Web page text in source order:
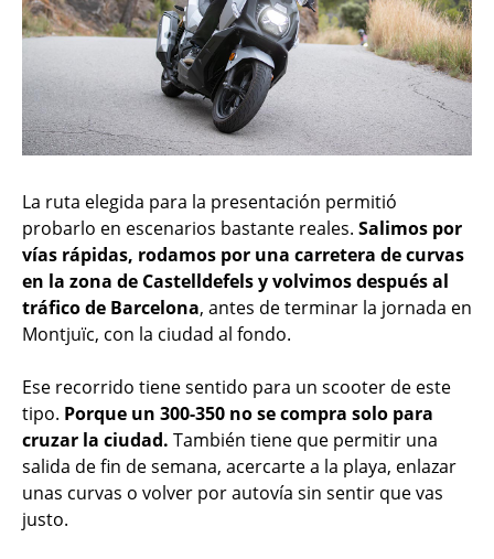
La ruta elegida para la presentación permitió
probarlo en escenarios bastante reales. Salimos por
vías rápidas, rodamos por una carretera de curvas
en la zona de Castelldefels y volvimos después al
tráfico de Barcelona, antes de terminar la jornada en
Montjuïc, con la ciudad al fondo.
Ese recorrido tiene sentido para un scooter de este
tipo. Porque un 300-350 no se compra solo para
cruzar la ciudad. También tiene que permitir una
salida de fin de semana, acercarte a la playa, enlazar
unas curvas o volver por autovía sin sentir que vas
justo.